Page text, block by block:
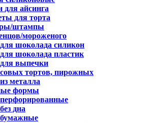
для айсинга
для торта
штампы
мороженого
шоколада силикон
шоколада пластик
выпечки
тортов, пирожных
металла
формы
дна